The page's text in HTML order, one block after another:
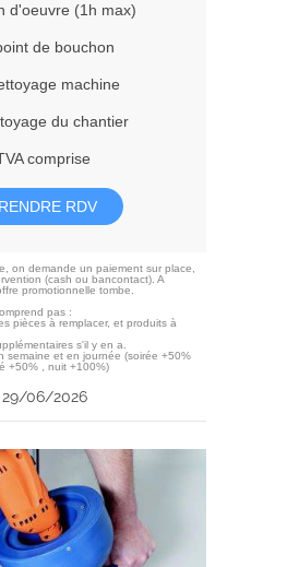
d'oeuvre (1h max)
de bouchon
machine
du chantier
comprise
RDV
on demande un paiement sur place,
(cash ou bancontact). A
promotionnelle tombe.
pas :
pièces à remplacer, et produits à
s'il y en a.
semaine et en journée (soirée +50%
+50% , nuit +100%)
29/06/2026